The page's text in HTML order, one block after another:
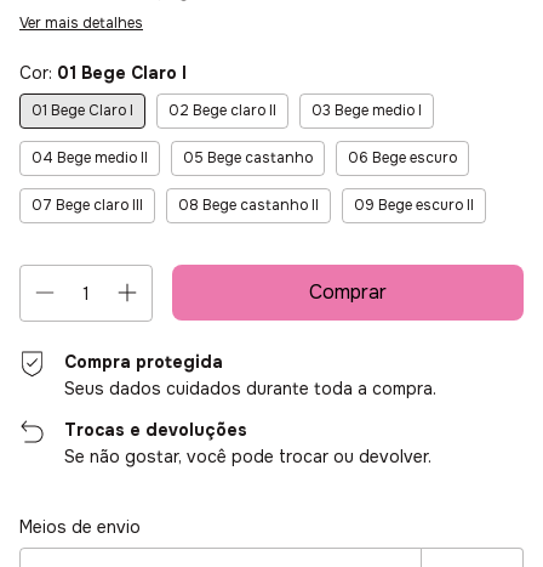
Ver mais detalhes
Cor: 01 Bege Claro I
01 Bege Claro I 02 Bege claro II 03 Bege medio I
04 Bege medio II 05 Bege castanho 06 Bege escuro
07 Bege claro III 08 Bege castanho II 09 Bege escuro II
Compra protegida
Seus dados cuidados durante toda a compra.
Trocas e devoluções
Se não gostar, você pode trocar ou devolver.
Entregas para o CEP:
Meios de envio